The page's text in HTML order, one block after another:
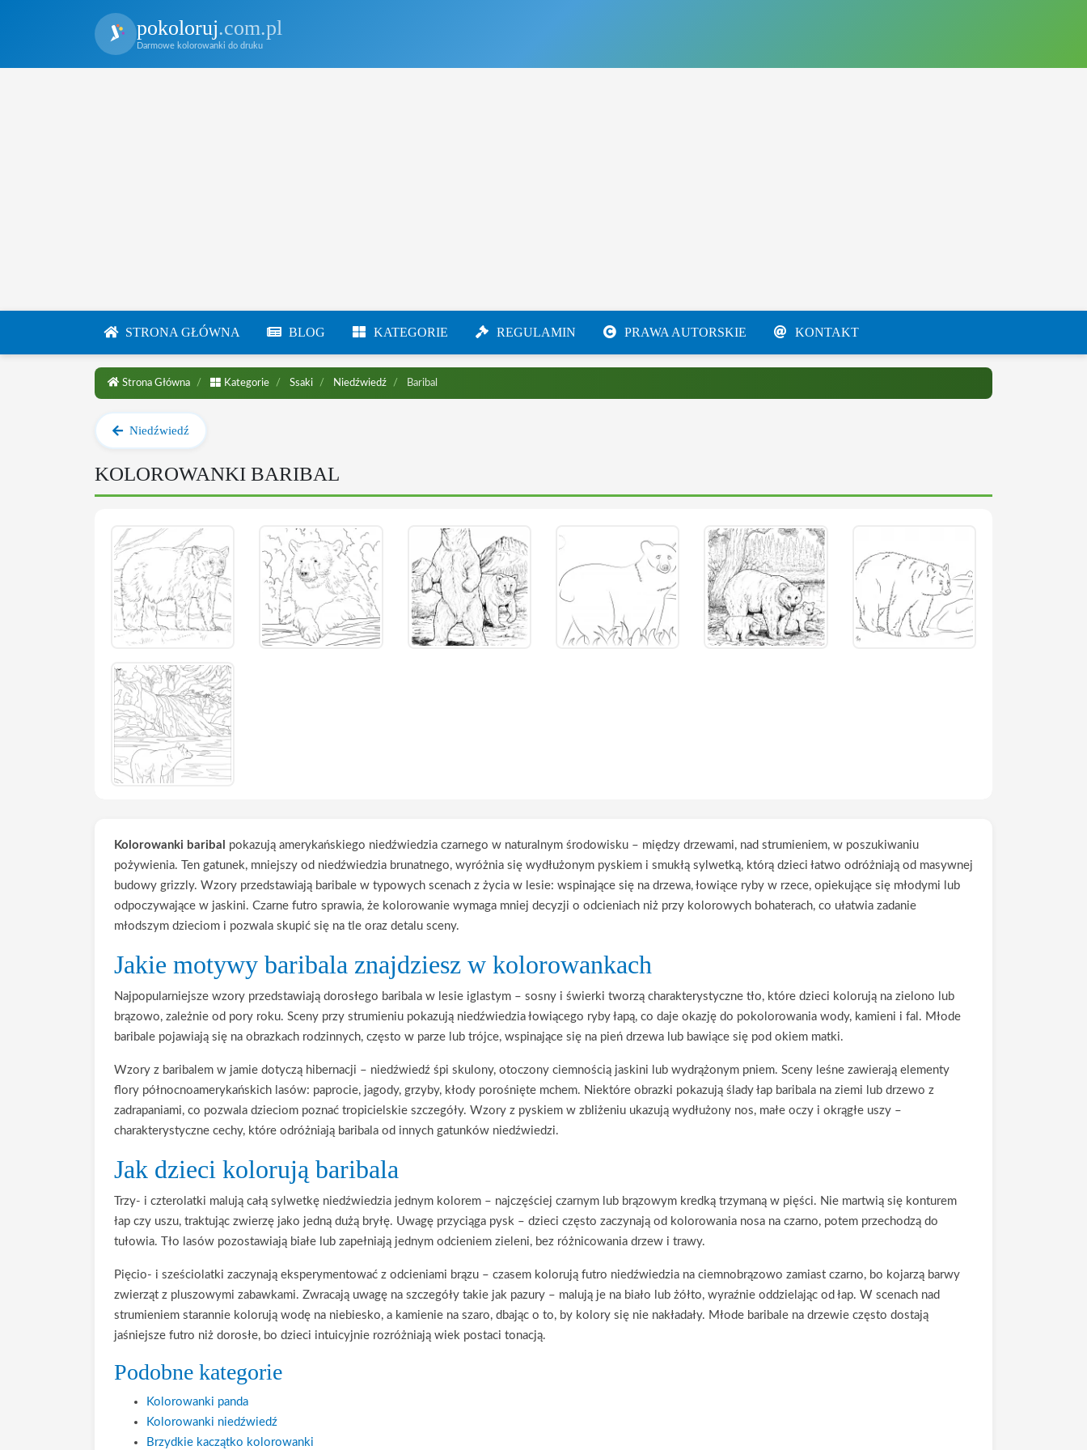
pokoloruj.com.pl
Darmowe kolorowanki do druku
STRONA GŁÓWNA BLOG KATEGORIE REGULAMIN PRAWA AUTORSKIE KONTAKT
Strona Główna Kategorie Ssaki Niedźwiedź Baribal
Niedźwiedź
KOLOROWANKI BARIBAL
Kolorowanki baribal
pokazują amerykańskiego niedźwiedzia czarnego w naturalnym środowisku – między drzewami, nad strumieniem, w poszukiwaniu
pożywienia. Ten gatunek, mniejszy od niedźwiedzia brunatnego, wyróżnia się wydłużonym pyskiem i smukłą sylwetką, którą dzieci łatwo odróżniają od masywnej
budowy grizzly. Wzory przedstawiają baribale w typowych scenach z życia w lesie: wspinające się na drzewa, łowiące ryby w rzece, opiekujące się młodymi lub
odpoczywające w jaskini. Czarne futro sprawia, że kolorowanie wymaga mniej decyzji o odcieniach niż przy kolorowych bohaterach, co ułatwia zadanie
młodszym dzieciom i pozwala skupić się na tle oraz detalu sceny.
Jakie motywy baribala znajdziesz w kolorowankach
Najpopularniejsze wzory przedstawiają dorosłego baribala w lesie iglastym – sosny i świerki tworzą charakterystyczne tło, które dzieci kolorują na zielono lub
brązowo, zależnie od pory roku. Sceny przy strumieniu pokazują niedźwiedzia łowiącego ryby łapą, co daje okazję do pokolorowania wody, kamieni i fal. Młode
baribale pojawiają się na obrazkach rodzinnych, często w parze lub trójce, wspinające się na pień drzewa lub bawiące się pod okiem matki.
Wzory z baribalem w jamie dotyczą hibernacji – niedźwiedź śpi skulony, otoczony ciemnością jaskini lub wydrążonym pniem. Sceny leśne zawierają elementy
flory północnoamerykańskich lasów: paprocie, jagody, grzyby, kłody porośnięte mchem. Niektóre obrazki pokazują ślady łap baribala na ziemi lub drzewo z
zadrapaniami, co pozwala dzieciom poznać tropicielskie szczegóły. Wzory z pyskiem w zbliżeniu ukazują wydłużony nos, małe oczy i okrągłe uszy –
charakterystyczne cechy, które odróżniają baribala od innych gatunków niedźwiedzi.
Jak dzieci kolorują baribala
Trzy- i czterolatki malują całą sylwetkę niedźwiedzia jednym kolorem – najczęściej czarnym lub brązowym kredką trzymaną w pięści. Nie martwią się konturem
łap czy uszu, traktując zwierzę jako jedną dużą bryłę. Uwagę przyciąga pysk – dzieci często zaczynają od kolorowania nosa na czarno, potem przechodzą do
tułowia. Tło lasów pozostawiają białe lub zapełniają jednym odcieniem zieleni, bez różnicowania drzew i trawy.
Pięcio- i sześciolatki zaczynają eksperymentować z odcieniami brązu – czasem kolorują futro niedźwiedzia na ciemnobrązowo zamiast czarno, bo kojarzą barwy
zwierząt z pluszowymi zabawkami. Zwracają uwagę na szczegóły takie jak pazury – malują je na biało lub żółto, wyraźnie oddzielając od łap. W scenach nad
strumieniem starannie kolorują wodę na niebiesko, a kamienie na szaro, dbając o to, by kolory się nie nakładały. Młode baribale na drzewie często dostają
jaśniejsze futro niż dorosłe, bo dzieci intuicyjnie rozróżniają wiek postaci tonacją.
Podobne kategorie
Kolorowanki panda
Kolorowanki niedźwiedź
Brzydkie kaczątko kolorowanki